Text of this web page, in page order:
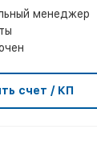
менеджер
счет / КП